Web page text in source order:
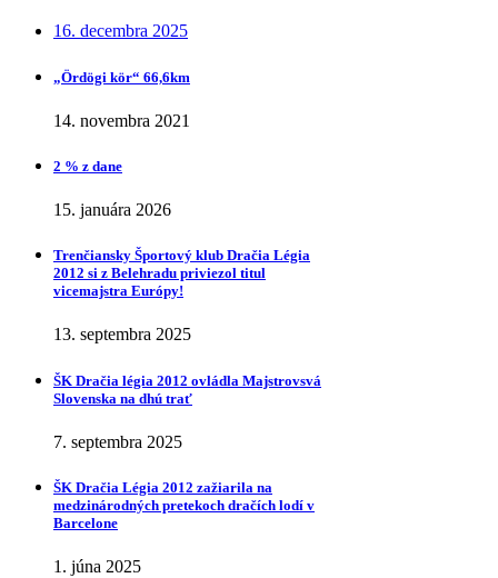
16. decembra 2025
„Ӧrdӧgi kӧr“ 66,6km
14. novembra 2021
2 % z dane
15. januára 2026
Trenčiansky Športový klub Dračia Légia
2012 si z Belehradu priviezol titul
vicemajstra Európy!
13. septembra 2025
ŠK Dračia légia 2012 ovládla Majstrovsvá
Slovenska na dhú trať
7. septembra 2025
ŠK Dračia Légia 2012 zažiarila na
medzinárodných pretekoch dračích lodí v
Barcelone
1. júna 2025